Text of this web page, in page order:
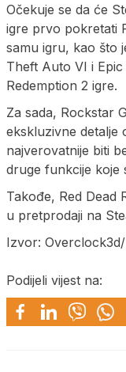
Očekuje se da će
igre prvo pokretati
samu igru, kao što
Theft Auto VI i
Redemption 2 igre.
Za sada, Rockstar
ekskluzivne detalje
najverovatnije biti
druge funkcije koje
Takođe, Red Dead
u pretprodaji na
Izvor:
Podijeli vijest na: